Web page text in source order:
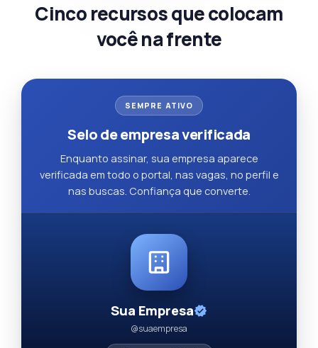
Cinco recursos que colocam
você na frente
SEMPRE ATIVO
Selo de empresa verificada
Enquanto assinar, sua empresa aparece
verificada em todo o portal, nas vagas, no perfil e
nas buscas. Confiança que converte.
Sua Empresa
@suaempresa